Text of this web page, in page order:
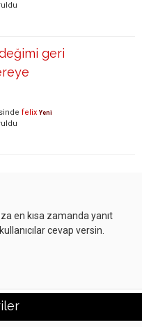
geri
felix Yeni
en kısa zamanda yanıt
cevap versin.